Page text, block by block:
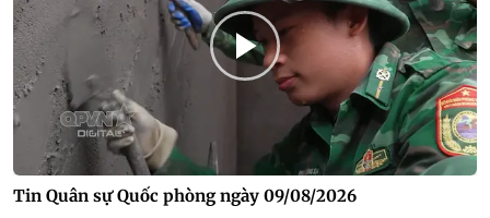
Tin Quân sự Quốc phòng ngày 09/08/2026